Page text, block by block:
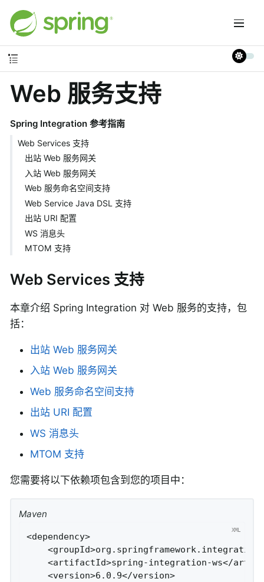
Web 服务支持
Spring Integration 参考指南
Web Services 支持
出站 Web 服务网关
入站 Web 服务网关
Web 服务命名空间支持
Web Service Java DSL 支持
出站 URI 配置
WS 消息头
MTOM 支持
Web Services 支持
本章介绍 Spring Integration 对 Web 服务的支持，包
括：
出站 Web 服务网关
入站 Web 服务网关
Web 服务命名空间支持
出站 URI 配置
WS 消息头
MTOM 支持
您需要将以下依赖项包含到您的项目中：
Maven
<dependency>
<artifactId>spring-integration-ws</
    <version>6.0.9</version>